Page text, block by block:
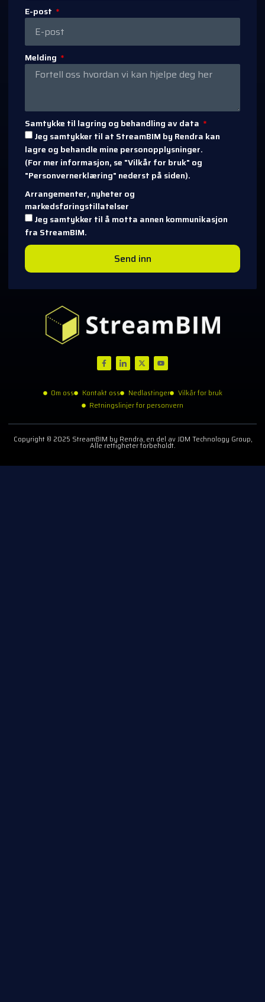
E-post
Melding
Samtykke til lagring og behandling av data
Jeg samtykker til at StreamBIM by Rendra kan
lagre og behandle mine personopplysninger.
(For mer informasjon, se "Vilkår for bruk" og
"Personvernerklæring" nederst på siden).
Arrangementer, nyheter og
markedsføringstillatelser
Jeg samtykker til å motta annen kommunikasjon
fra StreamBIM.
Send inn
Om oss Kontakt oss Nedlastinger
Vilkår for bruk
Retningslinjer for personvern
Copyright © 2025 StreamBIM by Rendra, en del av JDM Technology Group,
Alle rettigheter forbeholdt.